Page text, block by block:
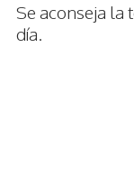
Se aconseja la
día.